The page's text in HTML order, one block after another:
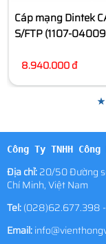
Cáp mạng Dintek
S/FTP (1107-
8.940.000 đ
Công Ty TNHH Công
Địa chỉ:20/50 Đường
Chí Minh, Việt Nam
Tel:
(028)62.677.398